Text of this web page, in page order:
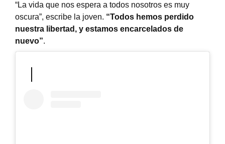
“La vida que nos espera a todos nosotros es muy
oscura”, escribe la joven. “Todos hemos perdido
nuestra libertad, y estamos encarcelados de
nuevo”.